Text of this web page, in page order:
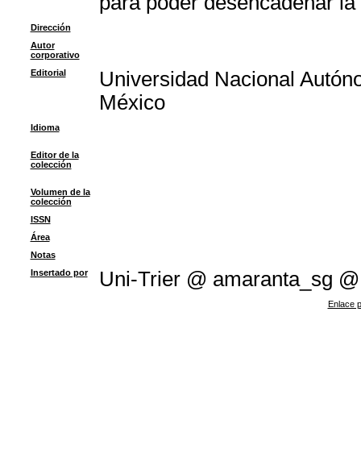
Dirección
Autor
corporativo
Editorial
Universidad Nacional
México
Idioma
Editor de la
colección
Volumen de la
colección
ISSN
Área
Notas
Insertado por
Uni-Trier @ amaranta_sg
Enlace